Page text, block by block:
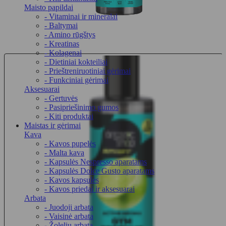
Maisto papildai
- Vitaminai ir mineralai
- Baltymai
- Amino rūgštys
- Kreatinas
- Kolagenai
- Dietiniai kokteiliai
- Prieštreniruotiniai gėrimai
- Funkciniai gėrimai
Aksesuarai
- Gertuvės
- Pasipriešinimo gumos
- Kiti produktai
Maistas ir gėrimai
Kava
- Kavos pupelės
- Malta kava
- Kapsulės Nespresso aparatams
- Kapsulės Dolce Gusto aparatams
- Kavos kapsulės
- Kavos priedai ir aksesuarai
Arbata
- Juodoji arbata
- Vaisinė arbata